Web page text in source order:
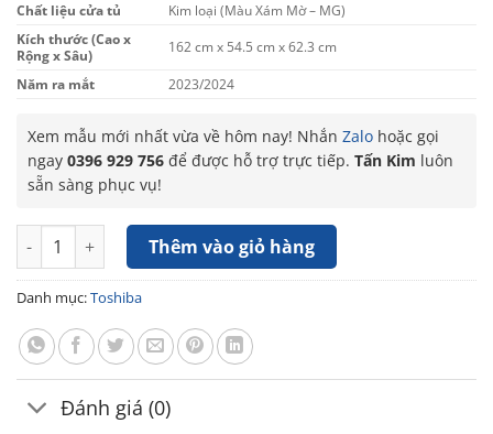
Chất liệu cửa tủ
Kim loại (Màu Xám Mờ – MG)
Kích thước (Cao x
Rộng x Sâu)
162 cm x 54.5 cm x 62.3 cm
Năm ra mắt 2023/2024
Xem mẫu mới nhất vừa về hôm nay! Nhắn Zalo hoặc gọi
ngay 0396 929 756 để được hỗ trợ trực tiếp. Tấn Kim luôn
sẵn sàng phục vụ!
Tủ lạnh Toshiba Inverter 249 lít GR-RT325WE-PMV(06)-MG số
Thêm vào giỏ hàng
Danh mục:Toshiba
Đánh giá (0)